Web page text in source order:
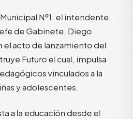
Nº1, el intendente,
de Gabinete, Diego
el acto de lanzamiento del
Futuro el cual, impulsa
vinculados a la
y adolescentes.
a la educación desde el